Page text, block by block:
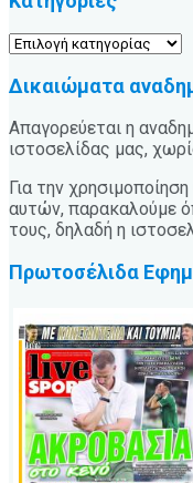
Κατηγορίες
Δικαιώματα
Απαγορεύεται η
ιστοσελίδας μας,
Για την
αυτών, παρακαλούμε
τους, δηλαδή η
Πρωτοσέλιδα